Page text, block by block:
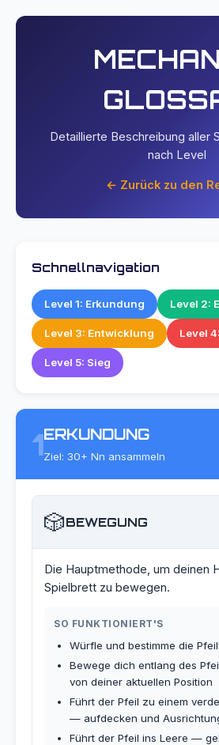
Detaillierte Beschreibung aller
nach Level
← Zurück zu den
Schnellnavigation
Level 1: Erkundung Level 2:
Level 3: Entwicklung Level
Level 5: Sieg
1ERKUNDUNG
Ziel: 30+ Nn ansammeln
🎲BEWEGUNG
Die Hauptmethode, um deinen
Spielbrett zu bewegen.
SO FUNKTIONIERT'S
Würfle und bestimme die
Bewege dich entlang des
von deiner aktuellen Position
Führt der Pfeil zu einem
— aufdecken und
Führt der Pfeil ins Leere —